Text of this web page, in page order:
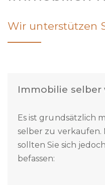
Immobilien
Immobilie selber
Es ist grundsätzlich
selber zu verkaufen.